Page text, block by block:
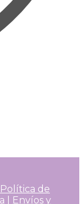
Política de
Envíos y